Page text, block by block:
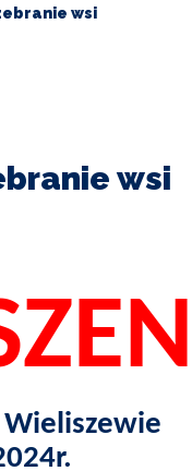
wsi
wsi